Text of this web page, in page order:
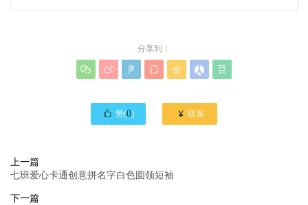
分享到：
      
 赞(0)  联系
上一篇
七班爱心卡通创意拼名字白色圆领短袖
下一篇